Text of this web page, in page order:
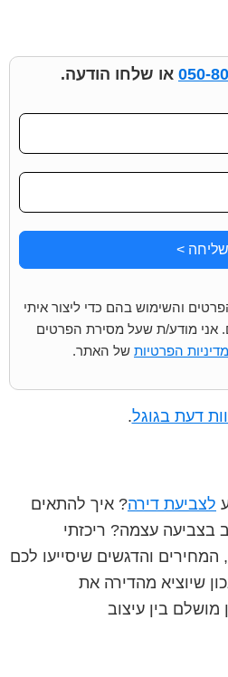
050- או שלחו הודעה.
שליחה >
והשימוש בהם כדי ליצור איתי
אני מודע/ת שעל מסירת הפרטים
מדיניות הפרטיות של האתר.
דעת בגוגל.
לצביעת דירה? איך להתאים
בצביעה עצמה? ריכזתי
והדגשים שיסייעו לכם
שיוציא מהדירה את
בין עיצוב